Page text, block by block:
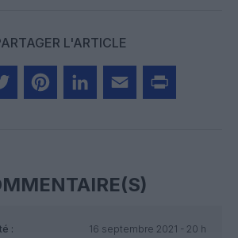
L'ARTICLE
:
16 septembre 2021 - 20 h